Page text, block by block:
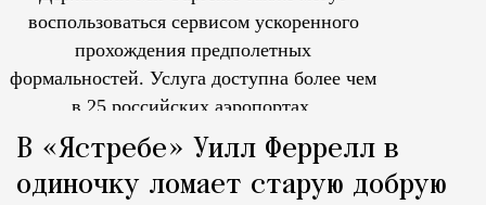
воспользоваться сервисом ускоренного
прохождения предполетных
формальностей. Услуга доступна более чем
в 25 российских аэропортах.
В «Ястребе» Уилл Феррелл в
одиночку ломает старую добрую